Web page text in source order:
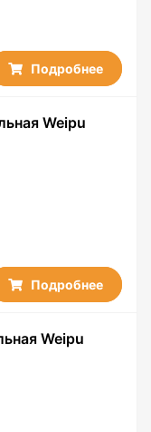
Подробнее
Weipu
Подробнее
Weipu